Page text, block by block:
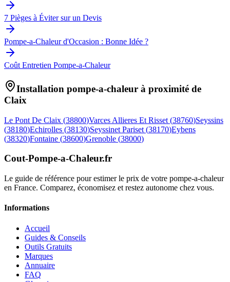
7 Pièges à Éviter sur un Devis
Pompe-a-Chaleur d'Occasion : Bonne Idée ?
Coût Entretien Pompe-a-Chaleur
Installation pompe-a-chaleur à proximité de
Claix
Le Pont De Claix (38800)Varces Allieres Et Risset (38760)Seyssins
(38180)Echirolles (38130)Seyssinet Pariset (38170)Eybens
(38320)Fontaine (38600)Grenoble (38000)
Cout-Pompe-a-Chaleur.fr
Le guide de référence pour estimer le prix de votre pompe-a-chaleur
en France. Comparez, économisez et restez autonome chez vous.
Informations
Accueil
Guides & Conseils
Outils Gratuits
Marques
Annuaire
FAQ